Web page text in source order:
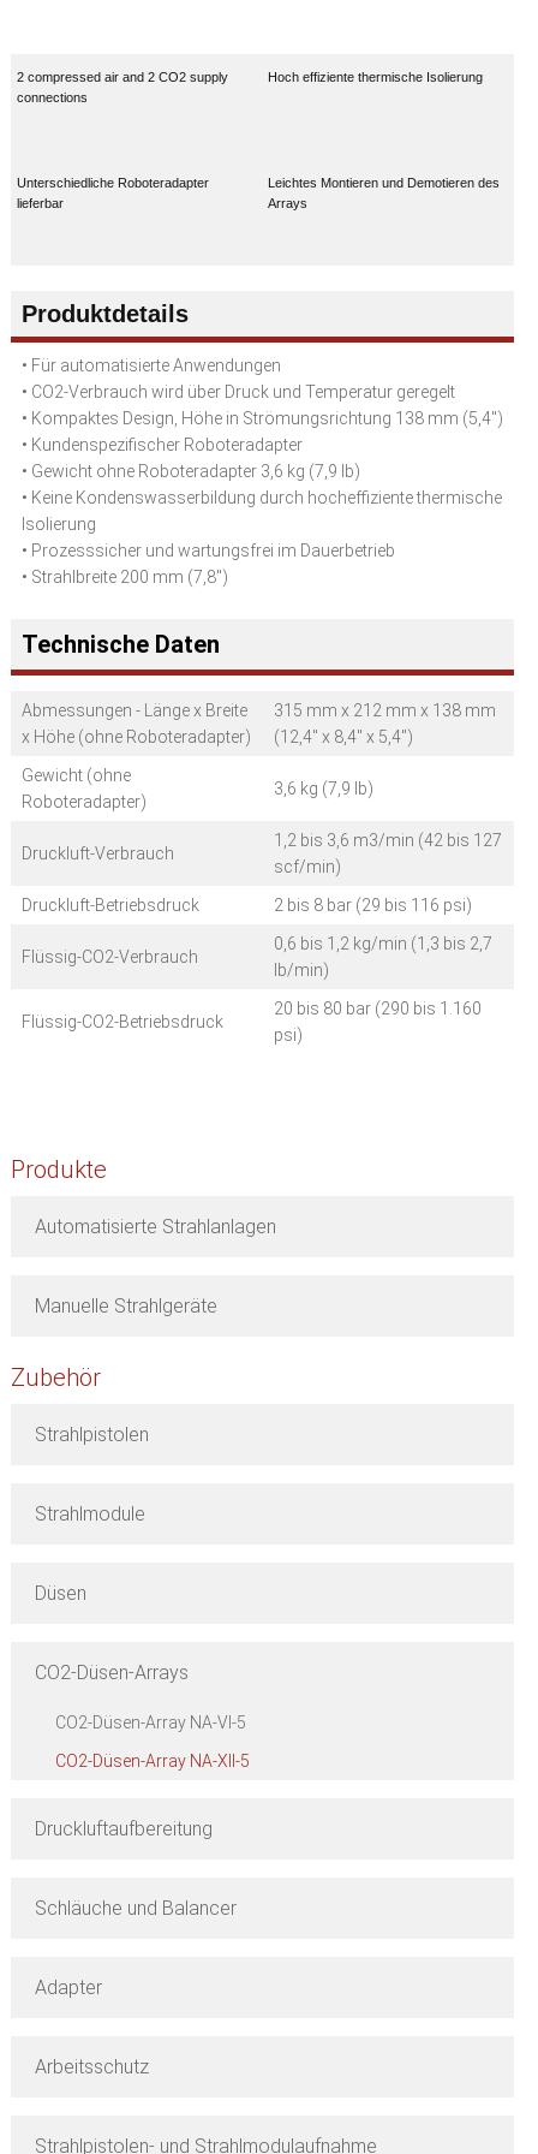
2 compressed air and 2 CO2 supply
connections
Hoch effiziente thermische Isolierung
Unterschiedliche Roboteradapter
lieferbar
Leichtes Montieren und Demotieren des
Arrays
Produktdetails
• Für automatisierte Anwendungen
• CO2-Verbrauch wird über Druck und Temperatur geregelt
• Kompaktes Design, Höhe in Strömungsrichtung 138 mm (5,4")
• Kundenspezifischer Roboteradapter
• Gewicht ohne Roboteradapter 3,6 kg (7,9 lb)
• Keine Kondenswasserbildung durch hocheffiziente thermische
Isolierung
• Prozesssicher und wartungsfrei im Dauerbetrieb
• Strahlbreite 200 mm (7,8")
Technische Daten
Abmessungen - Länge x Breite
x Höhe (ohne Roboteradapter)
315 mm x 212 mm x 138 mm
(12,4" x 8,4" x 5,4")
Gewicht (ohne
Roboteradapter)
3,6 kg (7,9 lb)
Druckluft-Verbrauch
1,2 bis 3,6 m3/min (42 bis 127
scf/min)
Druckluft-Betriebsdruck
2 bis 8 bar (29 bis 116 psi)
Flüssig-CO2-Verbrauch
0,6 bis 1,2 kg/min (1,3 bis 2,7
lb/min)
Flüssig-CO2-Betriebsdruck
20 bis 80 bar (290 bis 1.160
psi)
Produkte
Automatisierte Strahlanlagen
Manuelle Strahlgeräte
Zubehör
Strahlpistolen
Strahlmodule
Düsen
CO2-Düsen-Arrays
CO2-Düsen-Array NA-VI-5
CO2-Düsen-Array NA-XII-5
Druckluftaufbereitung
Schläuche und Balancer
Adapter
Arbeitsschutz
Strahlpistolen- und Strahlmodulaufnahme